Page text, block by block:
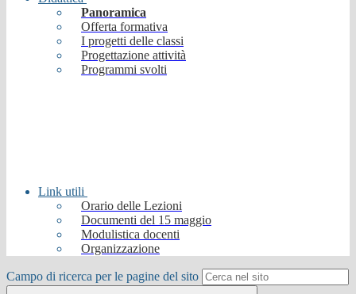
Panoramica
Offerta formativa
I progetti delle classi
Progettazione attività
Programmi svolti
Link utili
Orario delle Lezioni
Documenti del 15 maggio
Modulistica docenti
Organizzazione
Campo di ricerca per le pagine del sito